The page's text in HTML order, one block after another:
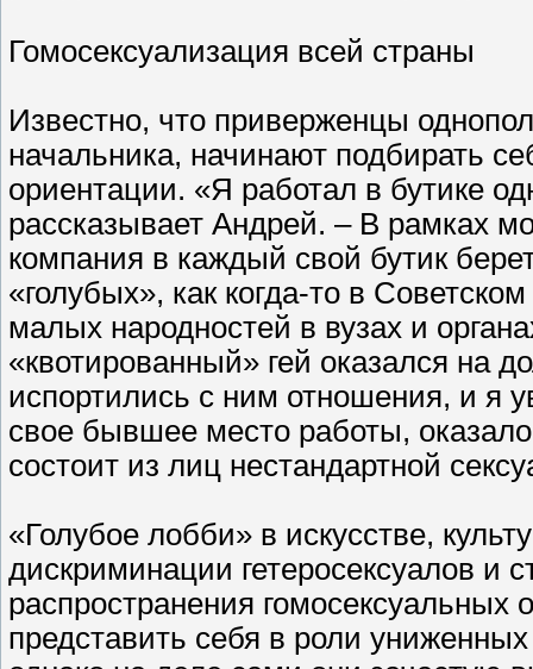
Гомосексуализация всей страны
Известно, что приверженцы
начальника, начинают подбирать
ориентации. «Я работал в бутике
рассказывает Андрей. – В рамках
компания в каждый свой бутик
«голубых», как когда-то в
малых народностей в вузах и
«квотированный» гей оказался на
испортились с ним отношения, и я
свое бывшее место работы,
состоит из лиц нестандартной
«Голубое лобби» в искусстве,
дискриминации гетеросексуалов и
распространения
представить себя в роли